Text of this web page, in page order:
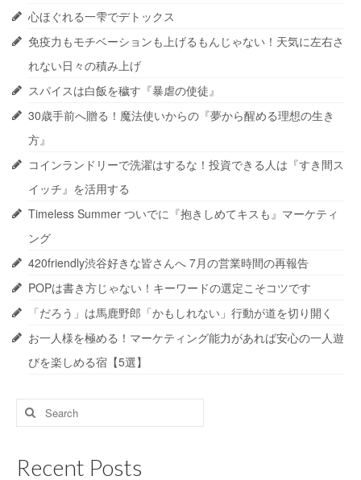
心ほぐれる一雫でデトックス
免疫力もモチベーションも上げるもんじゃない！天気に左右さ
れない日々の積み上げ
スパイスは白飯を穢す『暴虐の使徒』
30歳手前へ贈る！魔法使いからの『夢から醒める理想の生き
方』
コインランドリーで洗濯はするな！投資できる人は『すき間ス
イッチ』を活用する
Timeless Summer ついでに『抱きしめてキスも』マーケティ
ング
420friendly渋谷好きな皆さんへ 7月の営業時間の再報告
POPは書き方じゃない！キーワードの選定こそコツです
「だろう」は馬鹿野郎「かもしれない」行動が道を切り開く
お一人様を極める！マーケティング能力があれば安心の一人遊
びを楽しめる宿【5選】
Search
for:
Recent Posts